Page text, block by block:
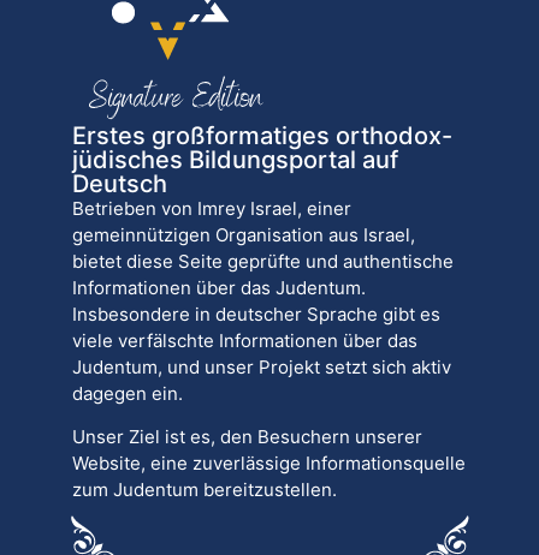
Erstes großformatiges orthodox-
jüdisches Bildungsportal auf
Deutsch
Betrieben von Imrey Israel, einer
gemeinnützigen Organisation aus Israel,
bietet diese Seite geprüfte und authentische
Informationen über das Judentum.
Insbesondere in deutscher Sprache gibt es
viele verfälschte Informationen über das
Judentum, und unser Projekt setzt sich aktiv
dagegen ein.
Unser Ziel ist es, den Besuchern unserer
Website, eine zuverlässige Informationsquelle
zum Judentum bereitzustellen.